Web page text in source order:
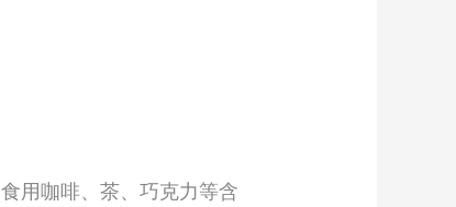
用咖啡、茶、巧克力等含